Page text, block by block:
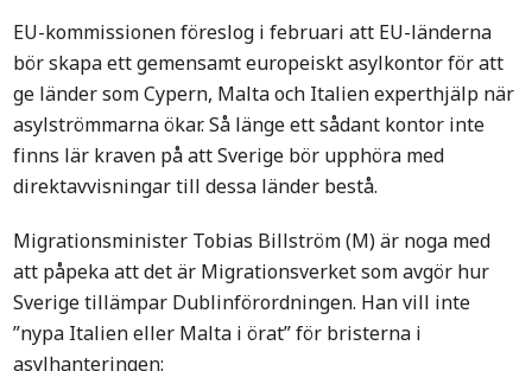
EU-kommissionen föreslog i februari att EU-länderna
bör skapa ett gemensamt europeiskt asylkontor för att
ge länder som Cypern, Malta och Italien experthjälp när
asylströmmarna ökar. Så länge ett sådant kontor inte
finns lär kraven på att Sverige bör upphöra med
direktavvisningar till dessa länder bestå.
Migrationsminister Tobias Billström (M) är noga med
att påpeka att det är Migrationsverket som avgör hur
Sverige tillämpar Dublinförordningen. Han vill inte
”nypa Italien eller Malta i örat” för bristerna i